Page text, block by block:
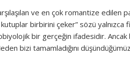
ve en çok romantize edilen
birbirini çeker” sözü
bir gerçeğin ifadesidir. Ancak
bizi tamamladığını